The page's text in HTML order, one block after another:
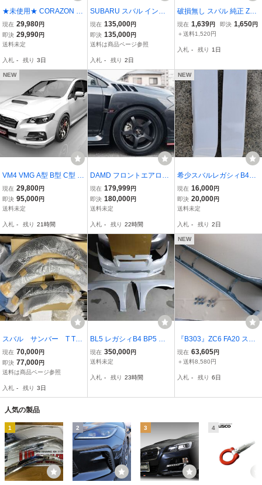
★未使用★ CORAZON コ
ラゾン FRP スポーティア
フロント アンダー スポイ
ラー リップ BM9 BMM B
期 D型 E型 F型
現在 29,980円
即決 29,990円
送料未定
入札 - 残り 3日
SUBARU スバル インプ
レッサ GH8 08UP-STYLE
エアロパーツキット FRP
現在 135,000円
即決 135,000円
送料は商品ページ参照
入札 - 残り 2日
破損無し スバル 純正 ZC6
BRZ 前期 フロント バン
パー フォグライト フォグ
右セット 激安魔王
現在 1,639円 即決 1,650円
＋送料1,520円
入札 - 残り 1日
NEW
VM4 VMG A型 B型 C型 レ
ヴォーグ フロントアンダ
ースポイラー サイドステ
ップ リアマッドディフュ
パーツ
現在 29,800円
即決 95,000円
送料未定
入札 - 残り 21時間
DAMD フロントエアロオ
ーバーフェンダー ダーク
グレーメタリック 61K レ
ヴォーグ VMG VM4
現在 179,999円
即決 180,000円
送料未定
入札 - 残り 22時間
NEW
希少スバルレガシィB4BE
純正リアアンダースポイ
ラーエアロ
現在 16,000円
即決 20,000円
送料未定
入札 - 残り 2日
スバル サンバー T T1
T T2 65mm オーバーフェ
ンダー HARDEE S 新品
未使用
現在 70,000円
即決 77,000円
送料は商品ページ参照
入札 - 残り 3日
BL5 レガシィB4 BP5 レ
ガシィツーリングワゴン
ヒッポスリーク フロント
オーバーフェンダー パー
現在 350,000円
送料未定
入札 - 残り 23時間
NEW
『B303』ZC6 FA20 スバ
ル BRZ Sti 後期 K7X 左右
サイドスポイラー サイド
oc11 個人宅発送不可 86 Z
現在 63,605円
＋送料8,580円
入札 - 残り 6日
人気の製品
1 2 3 4